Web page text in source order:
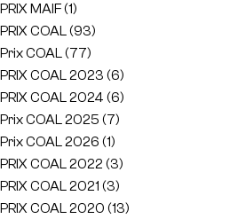
PRIX MAIF(1)
PRIX COAL(93)
Prix COAL(77)
PRIX COAL 2023 (6)
PRIX COAL 2024 (6)
Prix COAL 2025 (7)
Prix COAL 2026 (1)
PRIX COAL 2022 (3)
PRIX COAL 2021 (3)
PRIX COAL 2020 (13)